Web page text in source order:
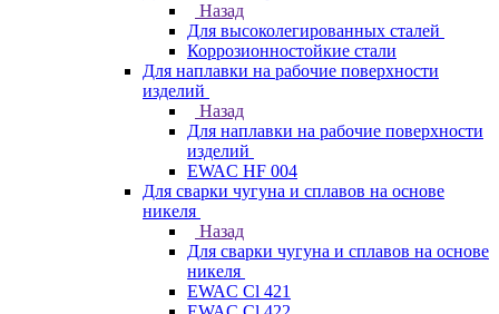
Назад
Для высоколегированных сталей
Коррозионностойкие стали
Для наплавки на рабочие поверхности
изделий
Назад
Для наплавки на рабочие поверхности
изделий
EWAC HF 004
Для сварки чугуна и сплавов на основе
никеля
Назад
Для сварки чугуна и сплавов на основе
никеля
EWAC Cl 421